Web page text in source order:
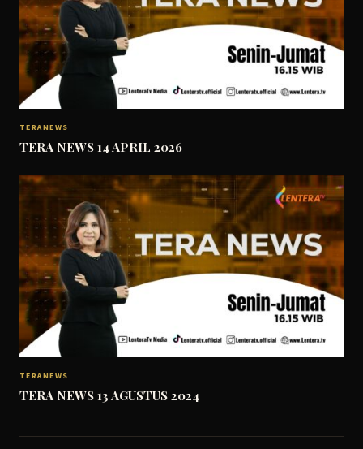
TERANEWS
TERA NEWS 14 APRIL 2026
TERANEWS
TERA NEWS 13 AGUSTUS 2024